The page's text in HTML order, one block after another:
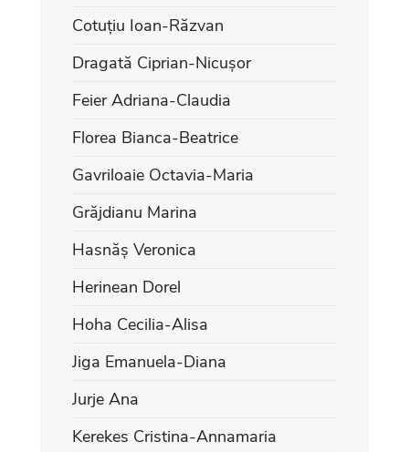
Cotuțiu Ioan-Răzvan
Dragată Ciprian-Nicușor
Feier Adriana-Claudia
Florea Bianca-Beatrice
Gavriloaie Octavia-Maria
Grăjdianu Marina
Hasnăș Veronica
Herinean Dorel
Hoha Cecilia-Alisa
Jiga Emanuela-Diana
Jurje Ana
Kerekes Cristina-Annamaria